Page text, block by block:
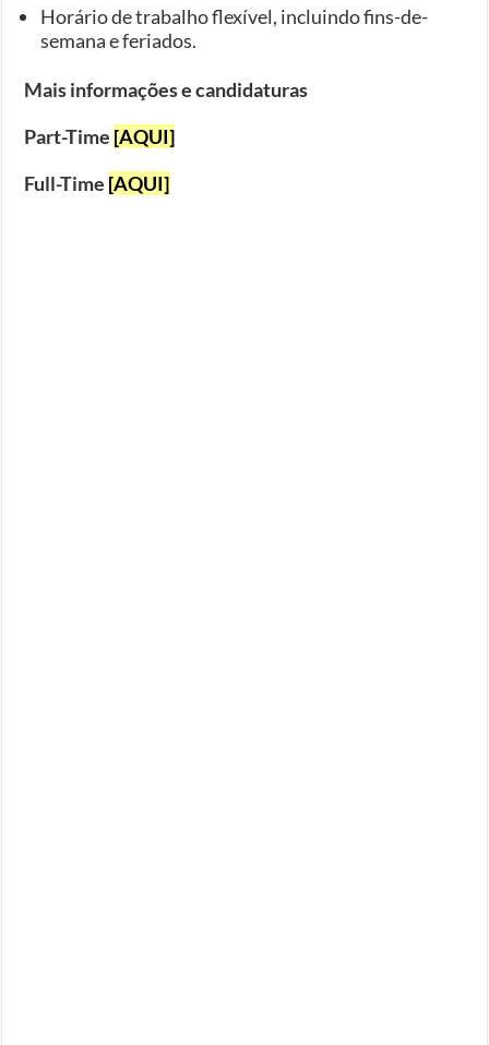
Horário de trabalho flexível, incluindo fins-de-
semana e feriados.
Mais informações e candidaturas
Part-Time [AQUI]
Full-Time [AQUI]